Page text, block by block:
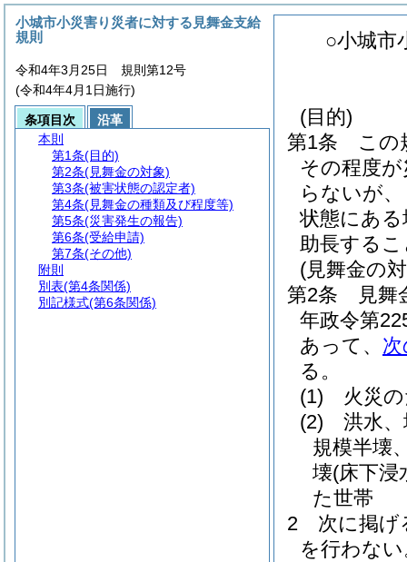
○小城市
(目的)
第1条
この
その程度
らないが
状態にあ
助長する
(見舞金の
第2条
見舞
年政令第
あって、
る。
(1)
火災
(2)
洪水
規模半壊
壊(床下浸
た世帯
2
次に掲げ
を行わな
小城市小災害り災者に対する見舞金支給
規則
令和4年3月25日 規則第12号
(令和4年4月1日施行)
条項目次
沿革
本則
第1条(目的)
第2条(見舞金の対象)
第3条(被害状態の認定者)
第4条(見舞金の種類及び程度等)
第5条(災害発生の報告)
第6条(受給申請)
第7条(その他)
附則
別表(第4条関係)
別記様式(第6条関係)